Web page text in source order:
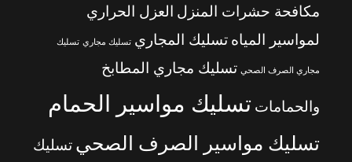
مكافحة حشرات المنزل العزل الحراري
لمواسير المياه تسليك المجاري تسليك مجاري تسليك
مجاري الصرف الصحي تسليك مجاري المطابخ
والحمامات تسليك مواسير الحمام
تسليك مواسير الصرف الصحي تسليك